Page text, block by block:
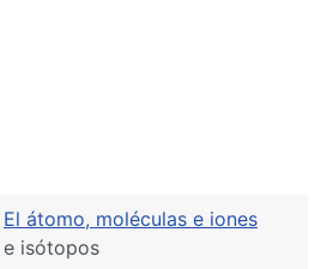
El átomo, moléculas e iones
isótopos